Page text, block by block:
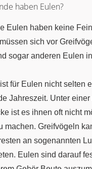
haben Eulen?
Eulen haben keine
sich vor
sogar anderen Eulen
für Eulen nicht selten
Jahreszeit. Unter einer
ist es ihnen oft nicht
machen. Greifvögeln
an sogenannten
Eulen sind darauf